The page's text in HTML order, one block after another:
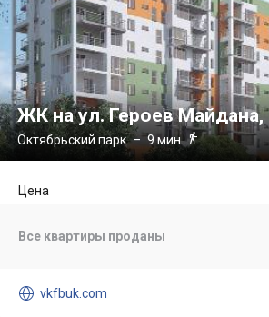
ЖК на ул. Героев Майдана,
Октябрьский парк– 9 мин.
Цена
Все квартиры проданы
 vkfbuk.com